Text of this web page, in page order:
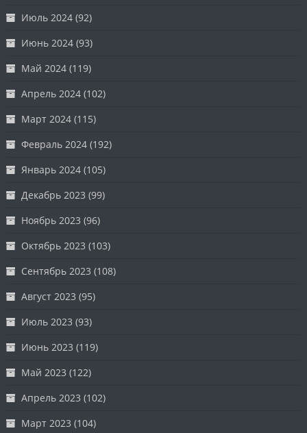
Июль 2024 (92)
Июнь 2024 (93)
Май 2024 (119)
Апрель 2024 (102)
Март 2024 (115)
Февраль 2024 (192)
Январь 2024 (105)
Декабрь 2023 (99)
Ноябрь 2023 (96)
Октябрь 2023 (103)
Сентябрь 2023 (108)
Август 2023 (95)
Июль 2023 (93)
Июнь 2023 (119)
Май 2023 (122)
Апрель 2023 (102)
Март 2023 (104)